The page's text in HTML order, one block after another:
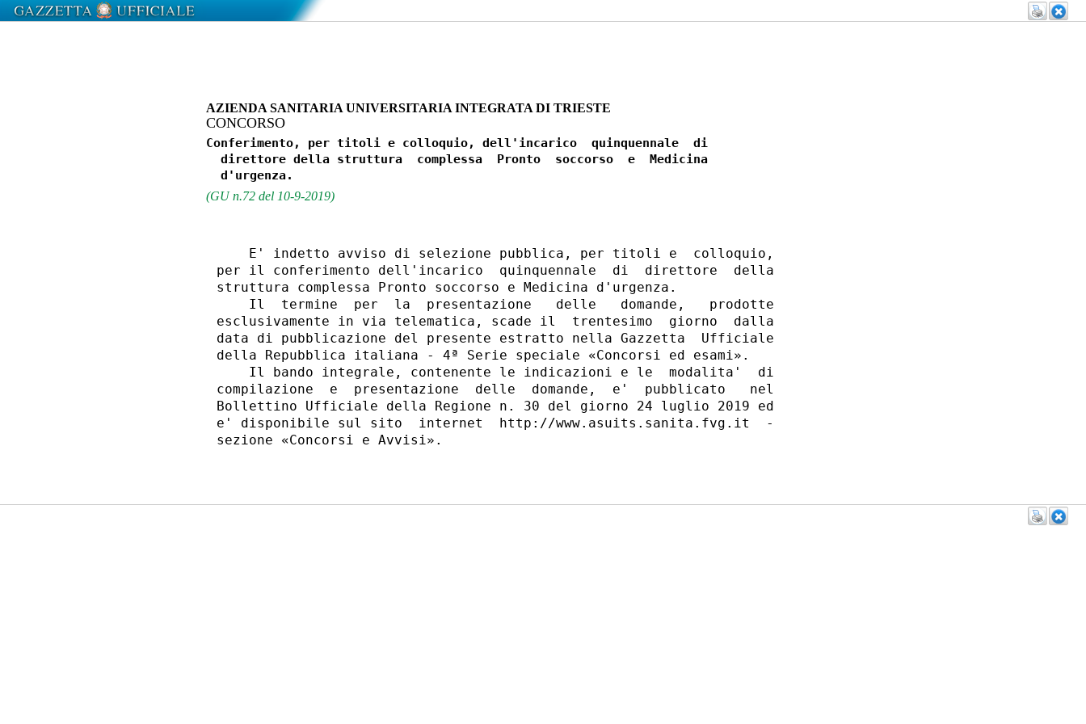
AZIENDA SANITARIA UNIVERSITARIA INTEGRATA DI TRIESTE
CONCORSO
Conferimento, per titoli e colloquio, dell'incarico  quinquennale  di
  direttore della struttura  complessa  Pronto  soccorso  e  Medicina
(GU n.72 del 10-9-2019)
    E' indetto avviso di selezione pubblica, per titoli e  colloquio,
per il conferimento dell'incarico  quinquennale  di  direttore  della
struttura complessa Pronto soccorso e Medicina d'urgenza.
    Il  termine  per  la  presentazione   delle   domande,   prodotte
esclusivamente in via telematica, scade il  trentesimo  giorno  dalla
data di pubblicazione del presente estratto nella Gazzetta  Ufficiale
della Repubblica italiana - 4ª Serie speciale «Concorsi ed esami».
    Il bando integrale, contenente le indicazioni e le  modalita'  di
compilazione  e  presentazione  delle  domande,  e'  pubblicato   nel
Bollettino Ufficiale della Regione n. 30 del giorno 24 luglio 2019 ed
e' disponibile sul sito  internet  http://www.asuits.sanita.fvg.it  -
sezione «Concorsi e Avvisi».